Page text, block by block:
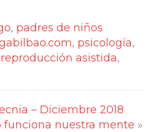
, padres de niños
, psicología,
reproducción asistida,
– Diciembre 2018
funciona nuestra mente »